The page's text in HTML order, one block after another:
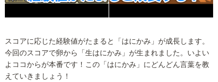
スコアに応じた経験値がたまると「はにかみ」が成長します。
今回のスコアで卵から「生はにかみ」が生まれました。いよい
よココからが本番です！この「はにかみ」にどんどん言葉を教
えていきましょう！